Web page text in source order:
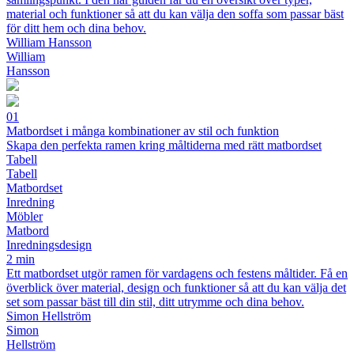
material och funktioner så att du kan välja den soffa som passar bäst
för ditt hem och dina behov.
William Hansson
William
Hansson
01
Matbordset i många kombinationer av stil och funktion
Skapa den perfekta ramen kring måltiderna med rätt matbordset
Tabell
Tabell
Matbordset
Inredning
Möbler
Matbord
Inredningsdesign
2 min
Ett matbordset utgör ramen för vardagens och festens måltider. Få en
överblick över material, design och funktioner så att du kan välja det
set som passar bäst till din stil, ditt utrymme och dina behov.
Simon Hellström
Simon
Hellström